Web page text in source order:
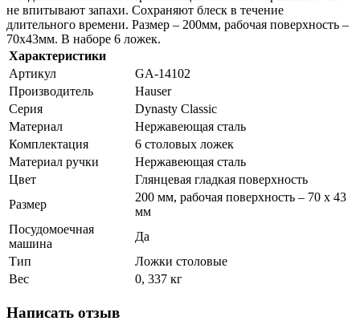
не впитывают запахи. Сохраняют блеск в течение
длительного времени. Размер – 200мм, рабочая поверхность –
70х43мм. В наборе 6 ложек.
Характеристики
Артикул
GA-14102
Производитель
Hauser
Серия
Dynasty Classic
Материал
Нержавеющая сталь
Комплектация
6 столовых ложек
Материал ручки
Нержавеющая сталь
Цвет
Глянцевая гладкая поверхность
Размер
200 мм, рабочая поверхность – 70 х 43
мм
Посудомоечная
машина
Да
Тип
Ложки столовые
Вес
0, 337 кг
Написать отзыв